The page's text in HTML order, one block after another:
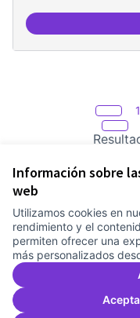
Información sobre
web
Utilizamos cookies en
rendimiento y el
permiten ofrecer una
más personalizados
1
Términos y condiciones
Configuración de
Comunitat Canòdrom
(Link extern)
Comunitat Canòdrom
(Link extern)
Comunitat Canòdrom en
(Link extern)
Castellano
Triar la llenguaElegir el